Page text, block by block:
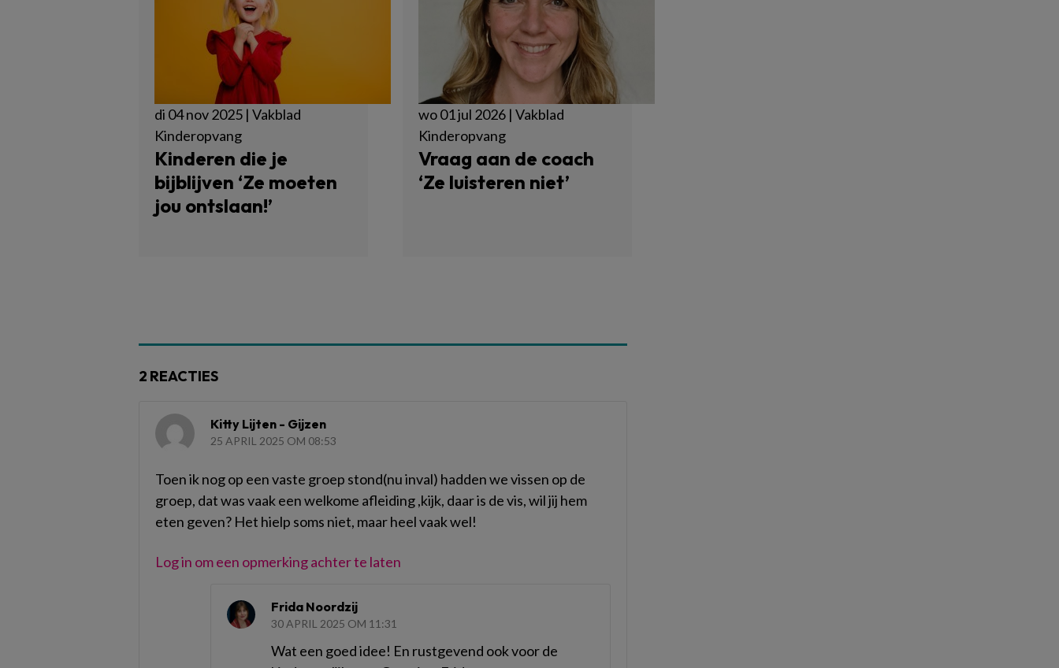
di 04 nov 2025 | Vakblad
Kinderopvang
Kinderen die je
bijblijven ‘Ze moeten
jou ontslaan!’
wo 01 jul 2026 | Vakblad
Kinderopvang
Vraag aan de coach
‘Ze luisteren niet’
2 REACTIES
Kitty Lijten - Gijzen
25 APRIL 2025 OM 08:53
Toen ik nog op een vaste groep stond(nu inval) hadden we vissen op de
groep, dat was vaak een welkome afleiding ,kijk, daar is de vis, wil jij hem
eten geven? Het hielp soms niet, maar heel vaak wel!
Log in om een opmerking achter te laten
Frida Noordzij
30 APRIL 2025 OM 11:31
Wat een goed idee! En rustgevend ook voor de